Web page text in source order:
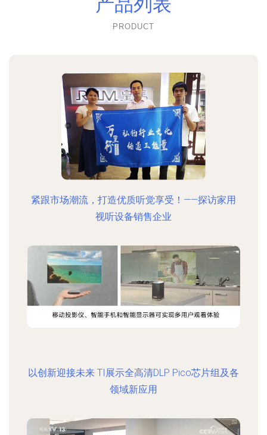
PRODUCT
紧跟市场潮流，打造优质听觉享受！——探访家用
视听设备销售企业
以创新迎接未来 TI展示全高清DLP Pico芯片组及各
领域新应用